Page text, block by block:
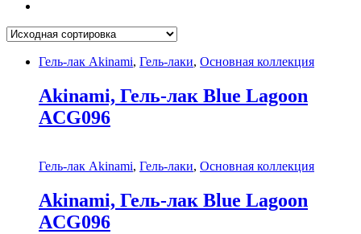
Гель-лак Akinami, Гель-лаки, Основная коллекция
Akinami, Гель-лак Blue Lagoon
AСG096
Гель-лак Akinami, Гель-лаки, Основная коллекция
Akinami, Гель-лак Blue Lagoon
AСG096